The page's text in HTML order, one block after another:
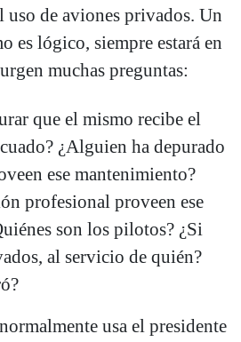
de aviones privados. Un
es lógico, siempre estará en
muchas preguntas:
que el mismo recibe el
¿Alguien ha depurado
ese mantenimiento?
profesional proveen ese
son los pilotos? ¿Si
al servicio de quién?
usa el presidente